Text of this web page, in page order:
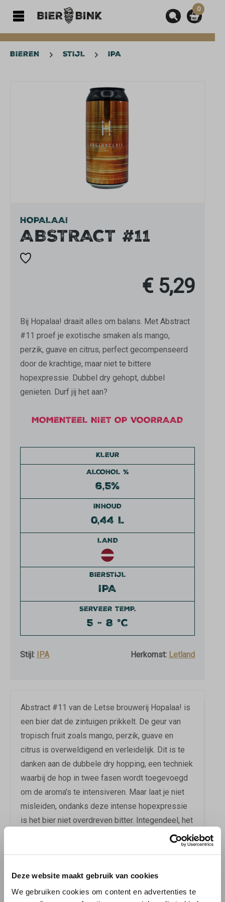
Deze website maakt gebruik van cookies
We gebruiken cookies om content en advertenties te
0
BIEREN STIJL IPA
Afbeeldingengalerij overslaan
HOPALAA!
ABSTRACT #11
€ 5,29
Bij Hopalaa! draait alles om balans. Met Abstract
#11 proef je exotische smaken als mango,
perzik, guave en citrus, perfect gecompenseerd
door de krachtige, maar niet te bittere
hopexpressie. Dubbel dry gehopt, dubbel
genieten. Durf jij het aan?
KLEUR
ALCOHOL %
6,5%
INHOUD
0,44 L
LAND
BIERSTIJL
IPA
SERVEER TEMP.
5 - 8 °C
Stijl: IPA Herkomst: Letland
MOMENTEEL NIET OP VOORRAAD
Abstract #11 van de Letse brouwerij Hopalaa! is
een bier dat de zintuigen prikkelt. De geur van
tropisch fruit zoals mango, perzik, guave en
citrus is overweldigend en verleidelijk. Dit is te
danken aan de dubbele dry hopping, een techniek
waarbij de hop in twee fasen wordt toegevoegd
om de aroma's te intensiveren. Maar laat je niet
misleiden, ondanks deze intense hopexpressie
is het bier niet overdreven bitter. Integendeel, het
blijft prachtig in balans en nodigt je uit om nog
Met een alcoholpercentage van 6,5% is dit een
bier dat je met respect moet drinken. De smaken